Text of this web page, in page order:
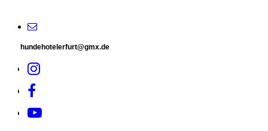
hundehotelerfurt@gmx.de